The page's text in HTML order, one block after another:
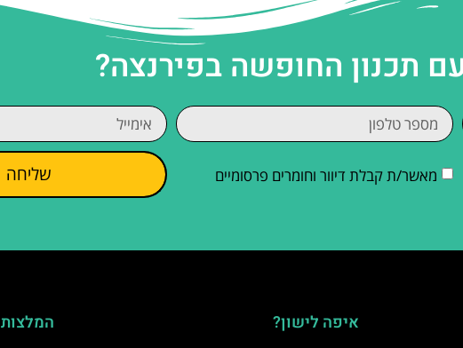
תכנון החופשה בפירנצה?
מאשר/ת קבלת דיוור וחומרים פרסומיים שליחה
איפה לישון?
המלצות